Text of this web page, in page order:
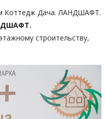
Коттедж Дача. ЛАНДШАФТ.
строительству,